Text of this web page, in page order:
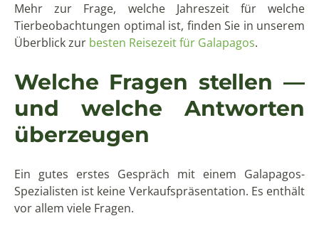
Mehr zur Frage, welche Jahreszeit für welche
Tierbeobachtungen optimal ist, finden Sie in unserem
Überblick zur besten Reisezeit für Galapagos.
Welche Fragen stellen —
und welche Antworten
überzeugen
Ein gutes erstes Gespräch mit einem Galapagos-
Spezialisten ist keine Verkaufspräsentation. Es enthält
vor allem viele Fragen.